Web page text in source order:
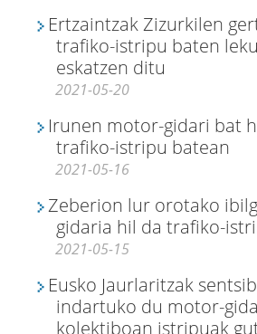
Ertzaintzak Zizurkilen
trafiko-istripu baten
eskatzen ditu
2021-05-20
Irunen motor-gidari bat
trafiko-istripu batean
2021-05-16
Zeberion lur orotako
gidaria hil da trafiko-
2021-05-15
Eusko Jaurlaritzak
indartuko du motor-
kolektiboan istripuak